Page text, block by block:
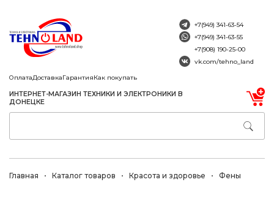
ОплатаДоставкаГарантияКак покупать
ИНТЕРНЕТ-МАГАЗИН ТЕХНИКИ И ЭЛЕКТРОНИКИ В
ДОНЕЦКЕ
+7(949) 341-63-54
+7(949) 341-63-55
+7(908) 190-25-00
vk.com/tehno_land
Главная Каталог товаров Красота и здоровье Фены